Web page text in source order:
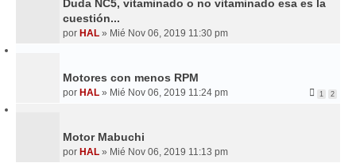
Duda NC5, vitaminado o no vitaminado esa es la
cuestión...
por HAL » Mié Nov 06, 2019 11:30 pm
Motores con menos RPM
por HAL » Mié Nov 06, 2019 11:24 pm 1 2
Motor Mabuchi
por HAL » Mié Nov 06, 2019 11:13 pm